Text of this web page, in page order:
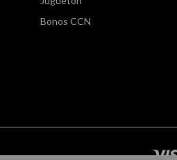
Bonos CCN